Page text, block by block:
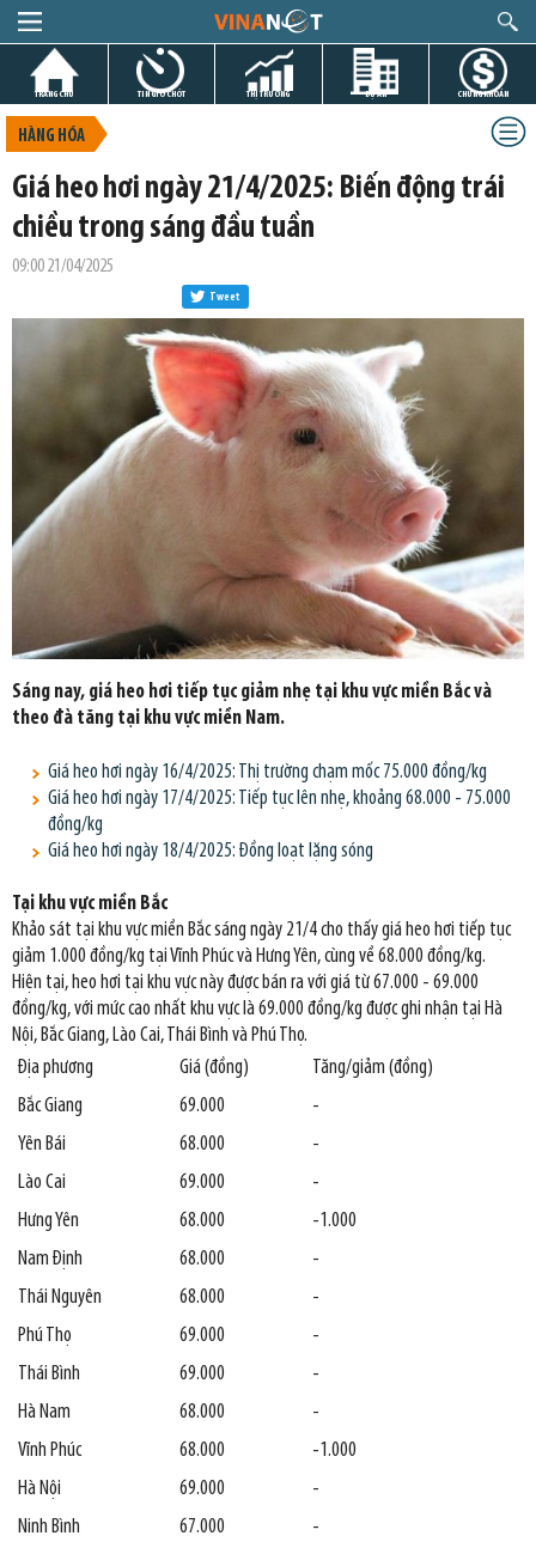
TRANG CHỦ TIN GIỜ CHÓT THỊ TRƯỜNG DỰ ÁN CHỨNG KHOÁN
HÀNG HÓA
Giá heo hơi ngày 21/4/2025: Biến động trái
chiều trong sáng đầu tuần
09:00 21/04/2025
Tweet
Sáng nay, giá heo hơi tiếp tục giảm nhẹ tại khu vực miền Bắc và
theo đà tăng tại khu vực miền Nam.
Giá heo hơi ngày 16/4/2025: Thị trường chạm mốc 75.000 đồng/kg
Giá heo hơi ngày 17/4/2025: Tiếp tục lên nhẹ, khoảng 68.000 - 75.000
đồng/kg
Giá heo hơi ngày 18/4/2025: Đồng loạt lặng sóng
Tại khu vực miền Bắc
Khảo sát tại khu vực miền Bắc sáng ngày 21/4 cho thấy giá heo hơi tiếp tục
giảm 1.000 đồng/kg tại Vĩnh Phúc và Hưng Yên, cùng về 68.000 đồng/kg.
Hiện tại, heo hơi tại khu vực này được bán ra với giá từ 67.000 - 69.000
đồng/kg, với mức cao nhất khu vực là 69.000 đồng/kg được ghi nhận tại Hà
Nội, Bắc Giang, Lào Cai, Thái Bình và Phú Thọ.
Địa phương
Giá (đồng)
Tăng/giảm (đồng)
Bắc Giang
69.000
-
Yên Bái
68.000
-
Lào Cai
69.000
-
Hưng Yên
68.000
-1.000
Nam Định
68.000
-
Thái Nguyên
68.000
-
Phú Thọ
69.000
-
Thái Bình
69.000
-
Hà Nam
68.000
-
Vĩnh Phúc
68.000
-1.000
Hà Nội
69.000
-
Ninh Bình
67.000
-